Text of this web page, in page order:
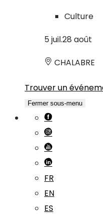
Culture
5 juil.28 août
CHALABRE
Trouver un
Fermer sous-menu
FR
EN
ES